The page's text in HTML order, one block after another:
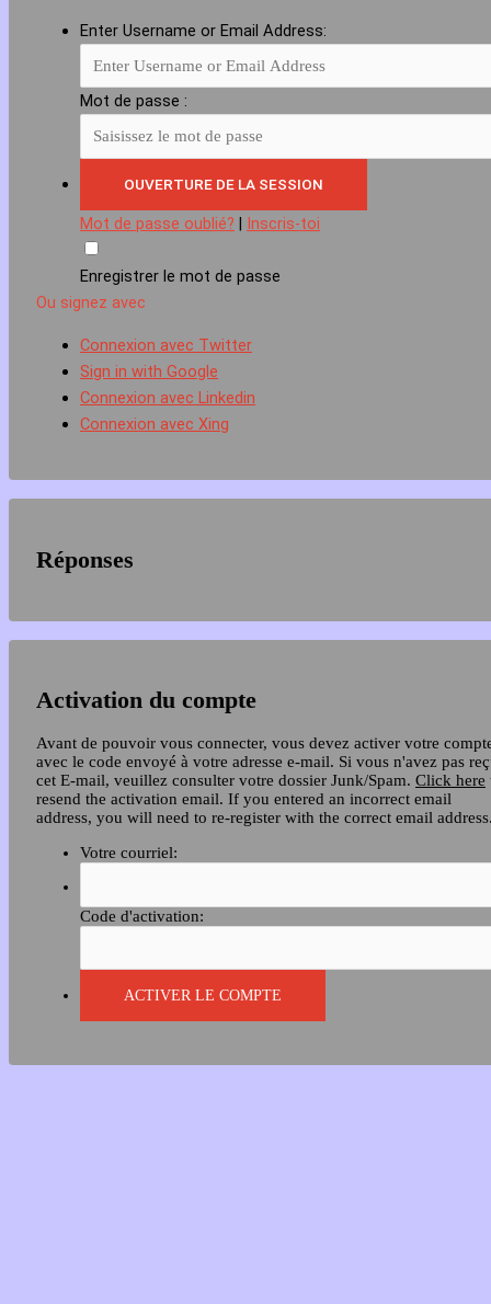
Enter Username or Email Address:
Mot de passe :
Mot de passe oublié? Inscris-toi
Enregistrer le mot de passe
Ou signez avec
Connexion avec Twitter
Sign in with Google
Connexion avec Linkedin
Connexion avec Xing
Réponses
Activation du compte
Avant de pouvoir vous connecter, vous devez activer votre
avec le code envoyé à votre adresse e-mail. Si vous n'avez pas
cet E-mail, veuillez consulter votre dossier Junk/Spam. Click here
resend the activation email. If you entered an incorrect email
address, you will need to re-register with the correct email
Votre courriel:
Code d'activation: